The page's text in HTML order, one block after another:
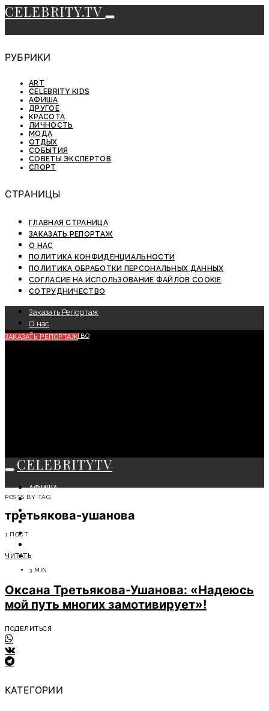
CELEBRITY.TV
РУБРИКИ
ART
CELEBRITY KIDS
АФИША
ДРУГОЕ
КРАСОТА
ЛИЧНОСТЬ
МОДА
ОТДЫХ
СОБЫТИЯ
СОВЕТЫ ЭКСПЕРТОВ
СПОРТ
СТРАНИЦЫ
ГЛАВНАЯ СТРАНИЦА
ЗАКАЗАТЬ РЕПОРТАЖ
О НАС
ПОЛИТИКА КОНФИДЕНЦИАЛЬНОСТИ
ПОЛИТИКА ОБРАБОТКИ ПЕРСОНАЛЬНЫХ ДАННЫХ
СОГЛАСИЕ НА ИСПОЛЬЗОВАНИЕ ФАЙЛОВ COOKIE
СОТРУДНИЧЕСТВО
Заказать Репортаж
О нас
Сотрудничество
ЗАКАЗАТЬ РЕПОРТАЖ
CELEBRITYTV
АФИША
СОБЫТИЯ
КРАСОТА
МОДА
СОВЕТЫ ЭКСПЕРТОВ
POSTS BY TAG
третьякова-ушанова
1 ПОСТ
ЧИТАТЬ
3 MIN
Оксана Третьякова-Ушанова: «Надеюсь
мой путь многих замотивирует»!
ПОДЕЛИТЬСЯ
КАТЕГОРИИ